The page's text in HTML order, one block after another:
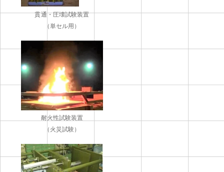
貫通・圧壊試験装置
（単セル用）
耐火性試験装置
（火災試験）